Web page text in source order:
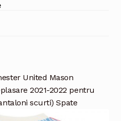
United Mason
2021-2022 pentru
scurti) Spate